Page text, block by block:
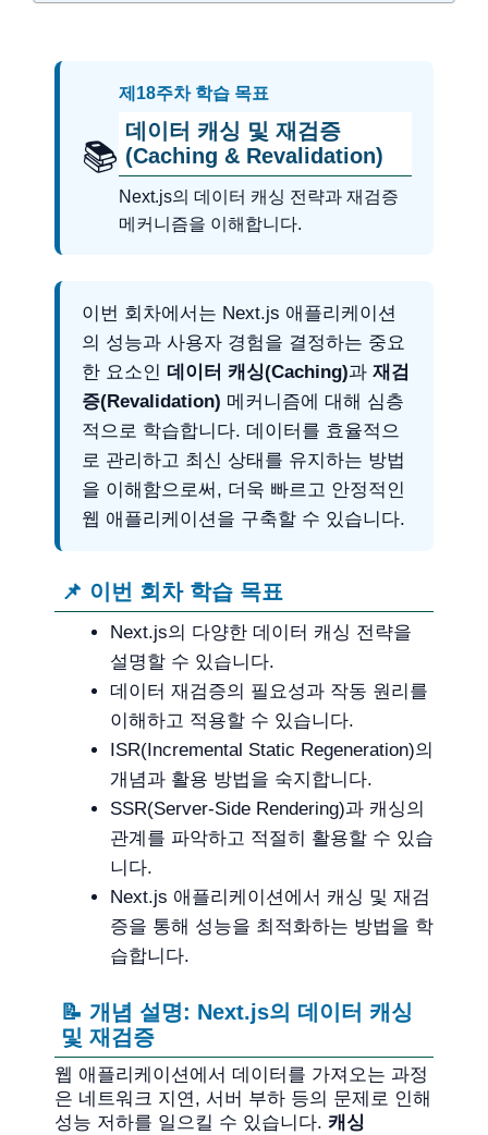
📚
제18주차 학습 목표
데이터 캐싱 및 재검증
(Caching & Revalidation)
Next.js의 데이터 캐싱 전략과 재검증
메커니즘을 이해합니다.
이번 회차에서는 Next.js 애플리케이션
의 성능과 사용자 경험을 결정하는 중요
한 요소인 데이터 캐싱(Caching)과 재검
증(Revalidation) 메커니즘에 대해 심층
적으로 학습합니다. 데이터를 효율적으
로 관리하고 최신 상태를 유지하는 방법
을 이해함으로써, 더욱 빠르고 안정적인
웹 애플리케이션을 구축할 수 있습니다.
📌 이번 회차 학습 목표
Next.js의 다양한 데이터 캐싱 전략을
설명할 수 있습니다.
데이터 재검증의 필요성과 작동 원리를
이해하고 적용할 수 있습니다.
ISR(Incremental Static Regeneration)의
개념과 활용 방법을 숙지합니다.
SSR(Server-Side Rendering)과 캐싱의
관계를 파악하고 적절히 활용할 수 있습
니다.
Next.js 애플리케이션에서 캐싱 및 재검
증을 통해 성능을 최적화하는 방법을 학
습합니다.
📝 개념 설명: Next.js의 데이터 캐싱
및 재검증
웹 애플리케이션에서 데이터를 가져오는 과정
은 네트워크 지연, 서버 부하 등의 문제로 인해
성능 저하를 일으킬 수 있습니다. 캐싱